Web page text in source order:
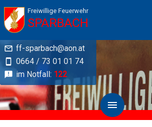
Freiwillige Feuerwehr
SPARBACH
ff-sparbach@aon.at
0664 / 73 01 01 74
im Notfall: 122